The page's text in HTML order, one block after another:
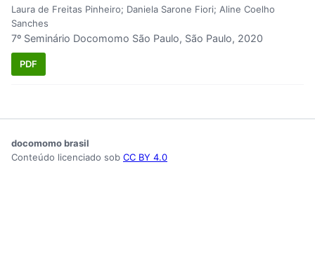
Laura de Freitas Pinheiro; Daniela Sarone Fiori; Aline Coelho
Sanches
7º Seminário Docomomo São Paulo, São Paulo, 2020
PDF
docomomo brasil
Conteúdo licenciado sob CC BY 4.0